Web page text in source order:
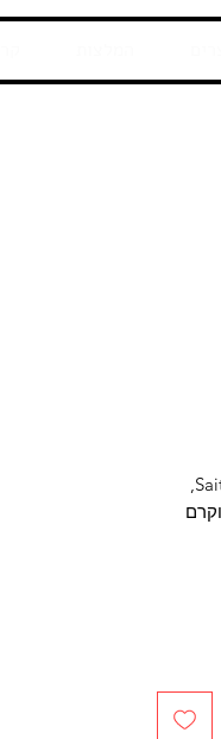
סדרת 50+ אנטי אייג'ינג של חברת Saito,
אורך